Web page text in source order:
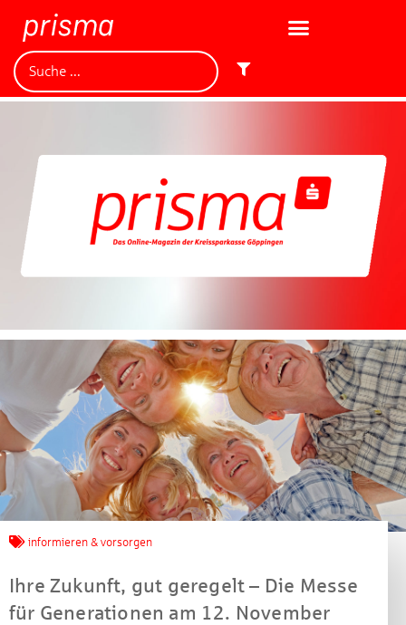
informieren & vorsorgen
Ihre Zukunft, gut geregelt – Die Messe
für Generationen am 12. November
Jetzt mitmachen und
gewinnen!